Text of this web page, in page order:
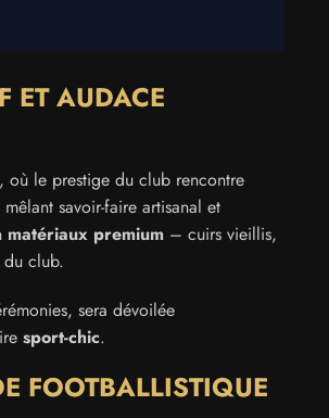
ET AUDACE
où le prestige du club rencontre
savoir-faire artisanal et
matériaux premium– cuirs vieillis,
du club.
sera dévoilée
sport-chic.
FOOTBALLISTIQUE